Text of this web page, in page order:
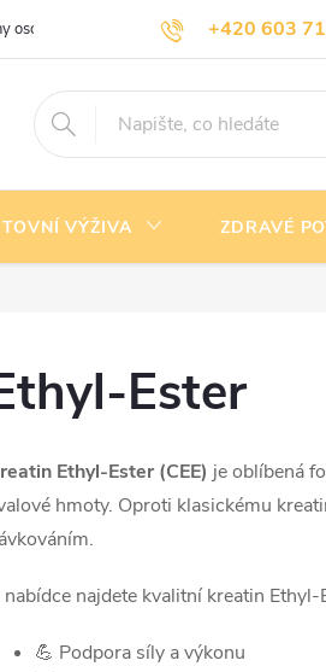
+420 603
osobních údajů Doprava a platba
VÝŽIVA ZDRAVÉ
Ester
Ethyl-Ester (CEE) je oblíbená
hmoty. Oproti klasickému
nabídce najdete kvalitní kreatin
💪 Podpora síly a výkonu